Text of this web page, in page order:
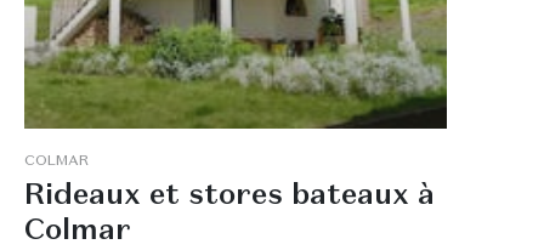
COLMAR
Rideaux et stores bateaux à
Colmar